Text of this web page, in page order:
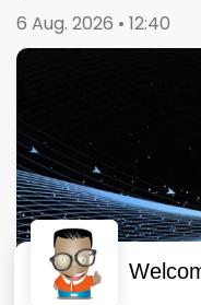
6 Aug. 2026 • 12:40